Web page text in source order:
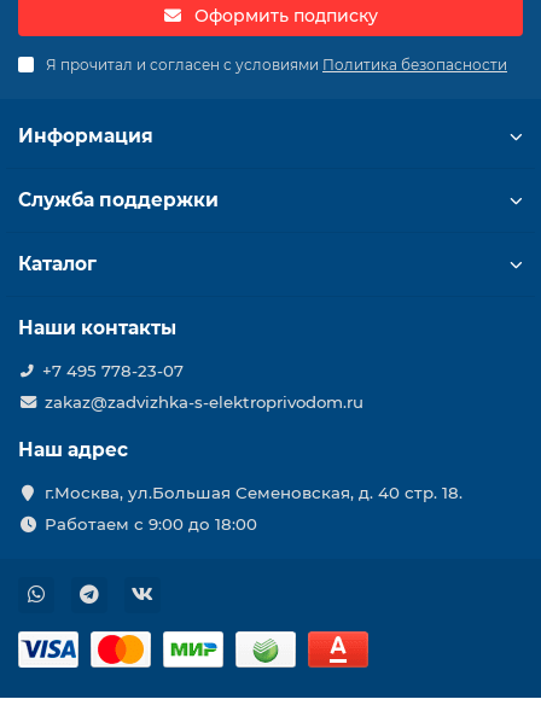
Оформить подписку
Я прочитал и согласен с условиями Политика безопасности
Информация
Служба поддержки
Каталог
Наши контакты
+7 495 778-23-07
zakaz@zadvizhka-s-elektroprivodom.ru
Наш адрес
г.Москва, ул.Большая Семеновская, д. 40 стр. 18.
Работаем с 9:00 до 18:00